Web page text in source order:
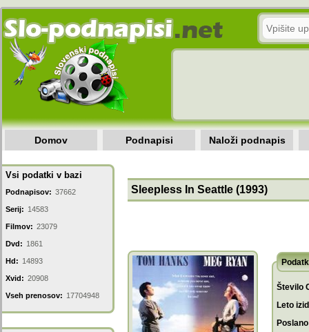
Domov Podnapisi Naloži podnapis
Vsi podatki v bazi
Podnapisov: 37662
Serij: 14583
Filmov: 23079
Dvd: 1861
Hd: 14893
Xvid: 20908
Vseh prenosov: 17704948
Sleepless In Seattle (1993)
Število
Leto